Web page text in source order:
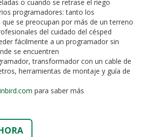
o cuando se retrase el riego
programadores: tanto los
se preocupan por más de un terreno
del cuidado del césped
fácilmente a un programador sin
se encuentren
transformador con un cable de
herramientas de montaje y guía de
para saber más